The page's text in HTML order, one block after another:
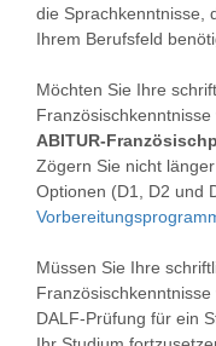
die Sprachkenntnisse,
Ihrem Berufsfeld
Möchten Sie Ihre
ABITUR-
Zögern Sie nicht
Optionen (D1, D2 und
Müssen Sie Ihre
DALF-Prüfung für ein